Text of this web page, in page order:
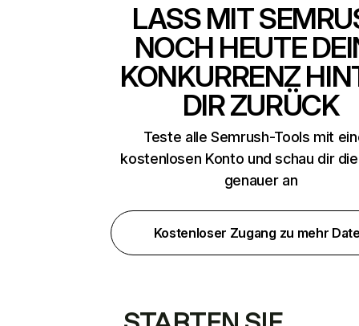
LASS MIT
NOCH HEUTE
KONKURRENZ
DIR ZURÜCK
Teste alle Semrush-Tools mit
kostenlosen Konto und schau dir
genauer an
Kostenloser Zugang zu mehr